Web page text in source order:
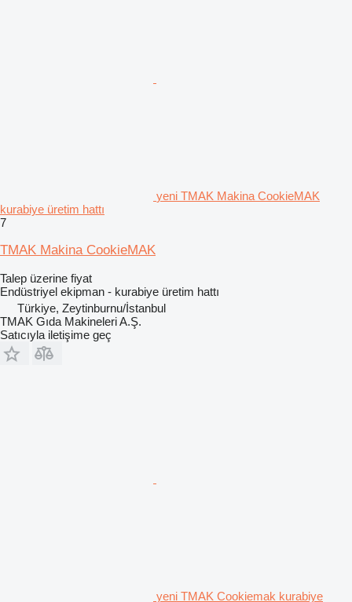
yeni TMAK Makina CookieMAK
kurabiye üretim hattı
7
TMAK Makina CookieMAK
Talep üzerine fiyat
Endüstriyel ekipman - kurabiye üretim hattı
Türkiye, Zeytinburnu/İstanbul
TMAK Gıda Makineleri A.Ş.
Satıcıyla iletişime geç
yeni TMAK Cookiemak kurabiye